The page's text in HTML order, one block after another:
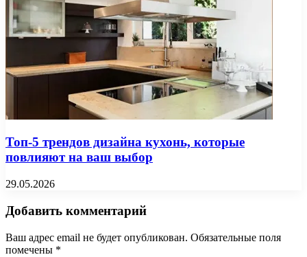
Топ-5 трендов дизайна кухонь, которые
повлияют на ваш выбор
29.05.2026
Добавить комментарий
Ваш адрес email не будет опубликован. Обязательные поля
помечены *